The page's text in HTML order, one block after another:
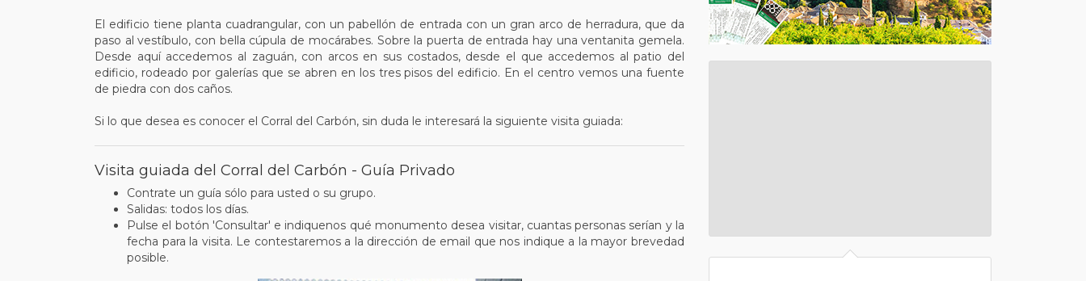
El edificio tiene planta cuadrangular, con un pabellón de entrada con un gran arco de herradura, que da
paso al vestíbulo, con bella cúpula de mocárabes. Sobre la puerta de entrada hay una ventanita gemela.
Desde aquí accedemos al zaguán, con arcos en sus costados, desde el que accedemos al patio del
edificio, rodeado por galerías que se abren en los tres pisos del edificio. En el centro vemos una fuente
de piedra con dos caños.
Si lo que desea es conocer el Corral del Carbón, sin duda le interesará la siguiente visita guiada:
Visita guiada del Corral del Carbón - Guía Privado
Contrate un guía sólo para usted o su grupo.
Salidas: todos los días.
Pulse el botón 'Consultar' e indiquenos qué monumento desea visitar, cuantas personas serían y la
fecha para la visita. Le contestaremos a la dirección de email que nos indique a la mayor brevedad
posible.